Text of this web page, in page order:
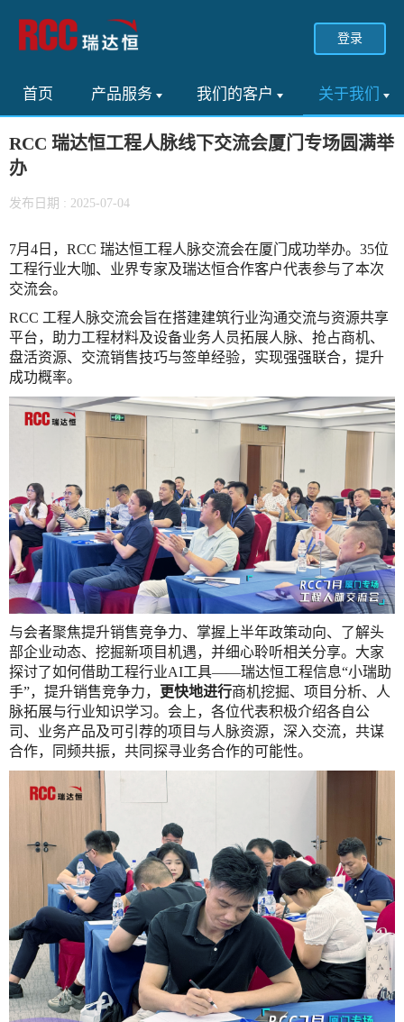
登录
首页 产品服务 我们的客户 关于我们
RCC 瑞达恒工程人脉线下交流会厦门专场圆满举
办
发布日期 : 2025-07-04
7月4日，RCC 瑞达恒工程人脉交流会在厦门成功举办。35位
工程行业大咖、业界专家及瑞达恒合作客户代表参与了本次
交流会。
RCC 工程人脉交流会旨在搭建建筑行业沟通交流与资源共享
平台，助力工程材料及设备业务人员拓展人脉、抢占商机、
盘活资源、交流销售技巧与签单经验，实现强强联合，提升
成功概率。
与会者聚焦提升销售竞争力、掌握上半年政策动向、了解头
部企业动态、挖掘新项目机遇，并细心聆听相关分享。大家
探讨了如何借助工程行业AI工具——瑞达恒工程信息“小瑞助
手”，提升销售竞争力，
更快地进行商机挖掘、项目分析、人
脉拓展与行业知识学习。会上，各位代表积极介绍各自公
司、业务产品及可引荐的项目与人脉资源，深入交流，共谋
合作，同频共振，共同探寻业务合作的可能性。